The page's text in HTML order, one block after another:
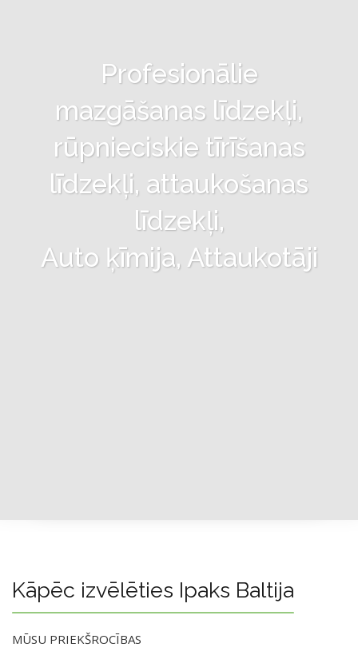
Profesionālie
mazgāšanas līdzekļi,
rūpnieciskie tīrīšanas
līdzekļi, attaukošanas
līdzekļi,
Auto ķīmija, Attaukotāji
Kāpēc izvēlēties Ipaks Baltija
MŪSU PRIEKŠROCĪBAS